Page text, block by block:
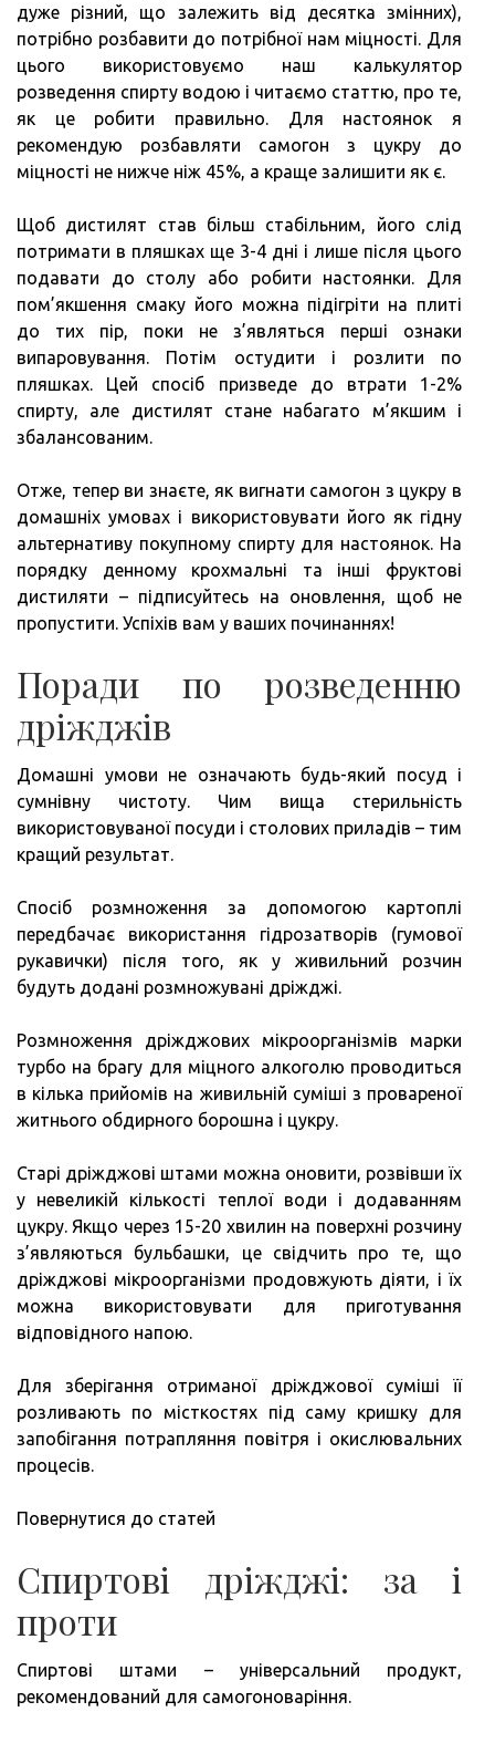
дуже різний, що залежить від десятка змінних),
потрібно розбавити до потрібної нам міцності. Для
цього використовуємо наш калькулятор
розведення спирту водою і читаємо статтю, про те,
як це робити правильно. Для настоянок я
рекомендую розбавляти самогон з цукру до
міцності не нижче ніж 45%, а краще залишити як є.
Щоб дистилят став більш стабільним, його слід
потримати в пляшках ще 3-4 дні і лише після цього
подавати до столу або робити настоянки. Для
пом’якшення смаку його можна підігріти на плиті
до тих пір, поки не з’являться перші ознаки
випаровування. Потім остудити і розлити по
пляшках. Цей спосіб призведе до втрати 1-2%
спирту, але дистилят стане набагато м’якшим і
збалансованим.
Отже, тепер ви знаєте, як вигнати самогон з цукру в
домашніх умовах і використовувати його як гідну
альтернативу покупному спирту для настоянок. На
порядку денному крохмальні та інші фруктові
дистиляти – підписуйтесь на оновлення, щоб не
пропустити. Успіхів вам у ваших починаннях!
Поради по розведенню
дріжджів
Домашні умови не означають будь-який посуд і
сумнівну чистоту. Чим вища стерильність
використовуваної посуди і столових приладів – тим
кращий результат.
Спосіб розмноження за допомогою картоплі
передбачає використання гідрозатворів (гумової
рукавички) після того, як у живильний розчин
будуть додані розмножувані дріжджі.
Розмноження дріжджових мікроорганізмів марки
турбо на брагу для міцного алкоголю проводиться
в кілька прийомів на живильній суміші з провареної
житнього обдирного борошна і цукру.
Старі дріжджові штами можна оновити, розвівши їх
у невеликій кількості теплої води і додаванням
цукру. Якщо через 15-20 хвилин на поверхні розчину
з’являються бульбашки, це свідчить про те, що
дріжджові мікроорганізми продовжують діяти, і їх
можна використовувати для приготування
відповідного напою.
Для зберігання отриманої дріжджової суміші її
розливають по місткостях під саму кришку для
запобігання потрапляння повітря і окислювальних
процесів.
Повернутися до статей
Спиртові дріжджі: за і
проти
Спиртові штами – універсальний продукт,
рекомендований для самогоноваріння.